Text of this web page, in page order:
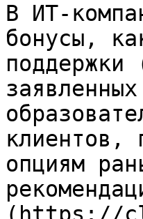
В ИТ-
бонусы,
клиентов,
опциям